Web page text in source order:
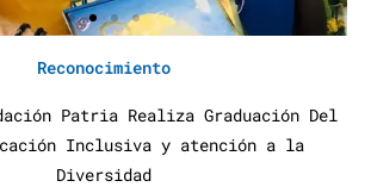
Reconocimiento
Patria Realiza Graduación Del
Inclusiva y atención a la
Diversidad